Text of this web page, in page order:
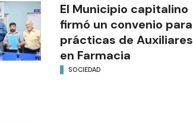
El Municipio capitalino
firmó un convenio para
prácticas de Auxiliares
en Farmacia
SOCIEDAD